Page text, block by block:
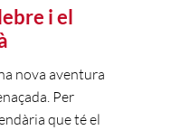
i el
nova aventura
Per
que té el